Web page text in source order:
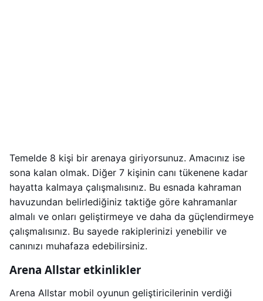
Temelde 8 kişi bir arenaya giriyorsunuz. Amacınız ise
sona kalan olmak. Diğer 7 kişinin canı tükenene kadar
hayatta kalmaya çalışmalısınız. Bu esnada kahraman
havuzundan belirlediğiniz taktiğe göre kahramanlar
almalı ve onları geliştirmeye ve daha da güçlendirmeye
çalışmalısınız. Bu sayede rakiplerinizi yenebilir ve
canınızı muhafaza edebilirsiniz.
Arena Allstar etkinlikler
Arena Allstar mobil oyunun geliştiricilerinin verdiği